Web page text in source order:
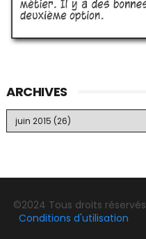
ARCHIVES
©2024 Tous droits réservés
Conditions d'utilisation